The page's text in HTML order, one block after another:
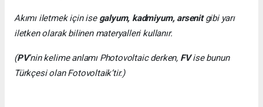
Akımı iletmek için ise galyum, kadmiyum, arsenitgibi yarı
iletken olarak bilinen materyalleri kullanır.
(PV’nin kelime anlamı Photovoltaic derken, FVise bunun
Türkçesi olan Fotovoltaik’tir.)